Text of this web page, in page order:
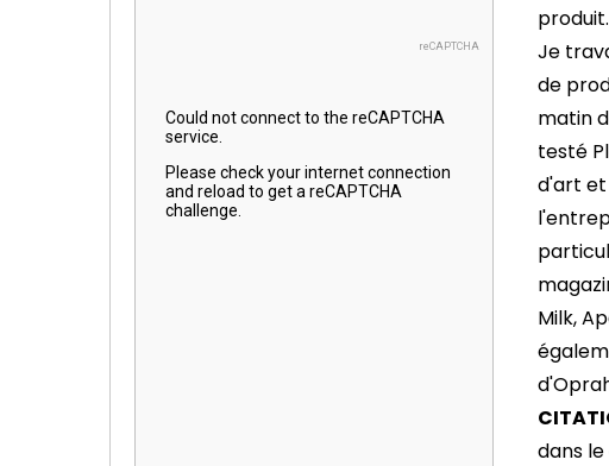
produit.
Je
de
matin
testé
d'art et
Milk,
dans